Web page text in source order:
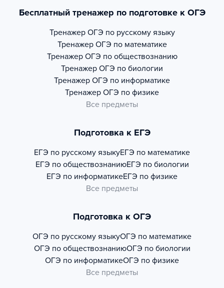
Бесплатный тренажер по подготовке к ОГЭ
Тренажер ОГЭ по русскому языку
Тренажер ОГЭ по математике
Тренажер ОГЭ по обществознанию
Тренажер ОГЭ по биологии
Тренажер ОГЭ по информатике
Тренажер ОГЭ по физике
Все предметы
Подготовка к ЕГЭ
ЕГЭ по русскому языкуЕГЭ по математике
ЕГЭ по обществознаниюЕГЭ по биологии
ЕГЭ по информатикеЕГЭ по физике
Все предметы
Подготовка к ОГЭ
ОГЭ по русскому языкуОГЭ по математике
ОГЭ по обществознаниюОГЭ по биологии
ОГЭ по информатикеОГЭ по физике
Все предметы